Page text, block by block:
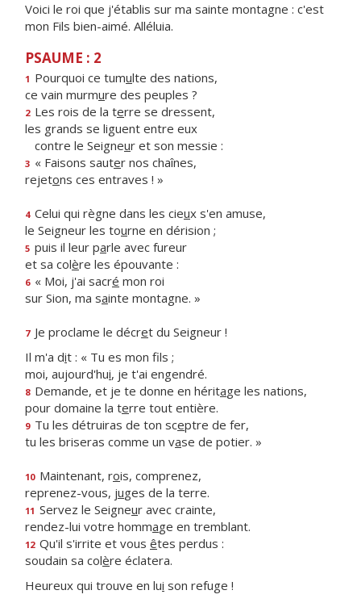
Voici le roi que j'établis sur ma sainte montagne : c'est
mon Fils bien-aimé. Alléluia.
PSAUME : 2
1 Pourquoi ce tumulte des nations,
ce vain murmure des peuples ?
2 Les rois de la terre se dressent,
les grands se liguent entre eux
contre le Seigneur et son messie :
3 « Faisons sauter nos chaînes,
rejetons ces entraves ! »
4 Celui qui règne dans les cieux s'en amuse,
le Seigneur les tourne en dérision ;
5 puis il leur parle avec fureur
et sa colère les épouvante :
6 « Moi, j'ai sacré mon roi
sur Sion, ma sainte montagne. »
7 Je proclame le décret du Seigneur !
Il m'a dit : « Tu es mon fils ;
moi, aujourd'hui, je t'ai engendré.
8 Demande, et je te donne en héritage les nations,
pour domaine la terre tout entière.
9 Tu les détruiras de ton sceptre de fer,
tu les briseras comme un vase de potier. »
10 Maintenant, rois, comprenez,
reprenez-vous, juges de la terre.
11 Servez le Seigneur avec crainte,
rendez-lui votre hommage en tremblant.
12 Qu'il s'irrite et vous êtes perdus :
soudain sa colère éclatera.
Heureux qui trouve en lui son refuge !